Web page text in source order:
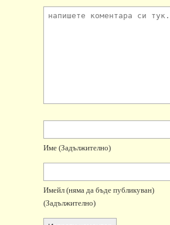
Име (задължително)
Имейл (няма да бъде публикуван)
(задължително)